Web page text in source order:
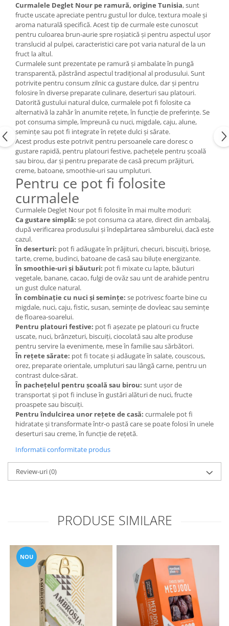
Curmalele Deglet Nour pe ramură, origine Tunisia, sunt
fructe uscate apreciate pentru gustul lor dulce, textura moale și
aroma naturală specifică. Acest tip de curmale este cunoscut
pentru culoarea brun-aurie spre roșiatică și pentru aspectul ușor
translucid al pulpei, caracteristici care pot varia natural de la un
fruct la altul.
Curmalele sunt prezentate pe ramură și ambalate în pungă
transparentă, păstrând aspectul tradițional al produsului. Sunt
potrivite pentru consum zilnic ca gustare dulce, dar și pentru
folosire în diverse preparate culinare, deserturi sau platouri.
Datorită gustului natural dulce, curmalele pot fi folosite ca
alternativă la zahăr în anumite rețete, în funcție de preferințe. Se
pot consuma simple, împreună cu nuci, migdale, caju, alune,
semințe sau pot fi integrate în rețete dulci și sărate.
Acest produs este potrivit pentru persoanele care doresc o
gustare rapidă, pentru platouri festive, pachețele pentru școală
sau birou, dar și pentru preparate de casă precum prăjituri,
creme, batoane, smoothie-uri sau umpluturi.
Pentru ce pot fi folosite
curmalele
Curmalele Deglet Nour pot fi folosite în mai multe moduri:
Ca gustare simplă: se pot consuma ca atare, direct din ambalaj,
după verificarea produsului și îndepărtarea sâmburelui, dacă este
cazul.
În deserturi: pot fi adăugate în prăjituri, checuri, biscuiți, brioșe,
tarte, creme, budinci, batoane de casă sau biluțe energizante.
În smoothie-uri și băuturi: pot fi mixate cu lapte, băuturi
vegetale, banane, cacao, fulgi de ovăz sau unt de arahide pentru
un gust dulce natural.
În combinație cu nuci și semințe: se potrivesc foarte bine cu
migdale, nuci, caju, fistic, susan, semințe de dovleac sau semințe
de floarea-soarelui.
Pentru platouri festive: pot fi așezate pe platouri cu fructe
uscate, nuci, brânzeturi, biscuiți, ciocolată sau alte produse
pentru servire la evenimente, mese în familie sau sărbători.
În rețete sărate: pot fi tocate și adăugate în salate, couscous,
orez, preparate orientale, umpluturi sau lângă carne, pentru un
contrast dulce-sărat.
În pachețelul pentru școală sau birou: sunt ușor de
transportat și pot fi incluse în gustări alături de nuci, fructe
proaspete sau biscuiți.
Pentru îndulcirea unor rețete de casă: curmalele pot fi
hidratate și transformate într-o pastă care se poate folosi în unele
deserturi sau creme, în funcție de rețetă.
Informatii conformitate produs
Review-uri(0)
PRODUSE SIMILARE
NOU